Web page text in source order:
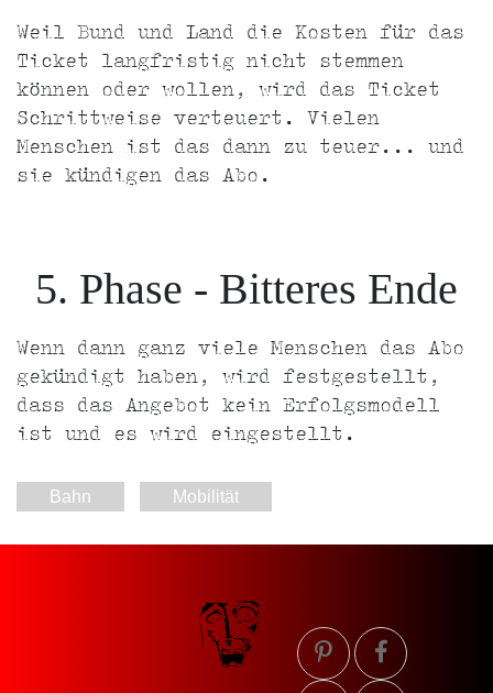
Weil Bund und Land die Kosten für das
Ticket langfristig nicht stemmen
können oder wollen, wird das Ticket
Schrittweise verteuert. Vielen
Menschen ist das dann zu teuer... und
sie kündigen das Abo.
5. Phase - Bitteres Ende
Wenn dann ganz viele Menschen das Abo
gekündigt haben, wird festgestellt,
dass das Angebot kein Erfolgsmodell
ist und es wird eingestellt.
Bahn Mobilität